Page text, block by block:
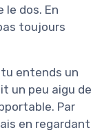
le dos. En
toujours
entends un
un peu aigu de
Par
en regardant